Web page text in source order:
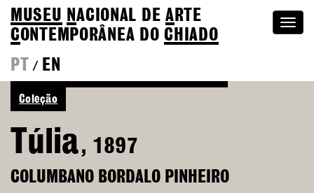
MUSEU NACIONAL DEA RTE
CONTEMPORÂNEA DOCHIADO
PT
/ EN
Coleção
Túlia, 1897
COLUMBANO BORDALO PINHEIRO